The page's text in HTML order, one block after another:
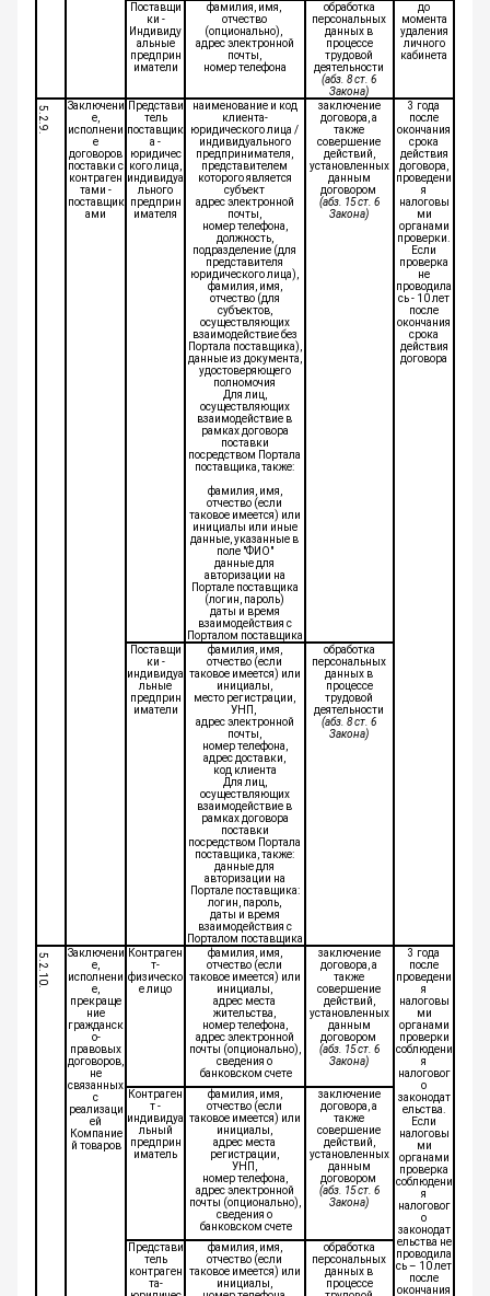
Поставщи
ки -
Индивиду
альные
предприн
иматели
фамилия, имя,
отчество
(опционально),
адрес электронной
почты,
номер телефона
обработка
персональных
данных в
процессе
трудовой
деятельности
(абз. 8 ст. 6
Закона)
до
момента
удаления
личного
кабинета
5.2.9.
Заключени
е,
исполнени
е
договоров
поставки с
контраген
тами -
поставщик
ами
Представи
тель
поставщик
а -
юридичес
кого лица,
индивидуа
льного
предприн
имателя
наименование и код
клиента-
юридического лица /
индивидуального
предпринимателя,
представителем
которого является
субъект
адрес электронной
почты,
номер телефона,
должность,
подразделение (для
представителя
юридического лица),
фамилия, имя,
отчество (для
субъектов,
осуществляющих
взаимодействие без
Портала поставщика),
данные из документа,
удостоверяющего
полномочия
Для лиц,
осуществляющих
взаимодействие в
рамках договора
поставки
посредством Портала
поставщика, также:
фамилия, имя,
отчество (если
таковое имеется) или
инициалы или иные
данные, указанные в
поле "ФИО"
данные для
авторизации на
Портале поставщика
(логин, пароль)
даты и время
взаимодействия с
Порталом поставщика
заключение
договора, а
также
совершение
действий,
установленных
данным
договором
(абз. 15 ст. 6
Закона)
3 года
после
окончания
срока
действия
договора,
проведени
я
налоговы
ми
органами
проверки.
Если
проверка
не
проводила
сь - 10 лет
после
окончания
срока
действия
договора
Поставщи
ки -
индивидуа
льные
предприн
иматели
фамилия, имя,
отчество (если
таковое имеется) или
инициалы,
место регистрации,
УНП,
адрес электронной
почты,
номер телефона,
адрес доставки,
код клиента
Для лиц,
осуществляющих
взаимодействие в
рамках договора
поставки
посредством Портала
поставщика, также:
данные для
авторизации на
Портале поставщика:
логин, пароль,
даты и время
взаимодействия с
Порталом поставщика
обработка
персональных
данных в
процессе
трудовой
деятельности
(абз. 8 ст. 6
Закона)
5.2.10.
Заключени
е,
исполнени
е,
прекраще
ние
гражданск
о-
правовых
договоров,
не
связанных
с
реализаци
ей
Компание
й товаров
Контраген
т-
физическо
е лицо
фамилия, имя,
отчество (если
таковое имеется) или
инициалы,
адрес места
жительства,
номер телефона,
адрес электронной
почты (опционально),
сведения о
банковском счете
заключение
договора, а
также
совершение
действий,
установленных
данным
договором
(абз. 15 ст. 6
Закона)
3 года
после
проведени
я
налоговы
ми
органами
проверки
соблюдени
я
налоговог
о
законодат
ельства.
Если
налоговы
ми
органами
проверка
соблюдени
я
налоговог
о
законодат
ельства не
проводила
сь – 10 лет
после
окончания
Контраген
т -
индивидуа
льный
предприн
иматель
фамилия, имя,
отчество (если
таковое имеется) или
инициалы,
адрес места
регистрации,
УНП,
номер телефона,
адрес электронной
почты (опционально),
сведения о
банковском счете
заключение
договора, а
также
совершение
действий,
установленных
данным
договором
(абз. 15 ст. 6
Закона)
Представи
тель
контраген
та-
фамилия, имя,
отчество (если
таковое имеется) или
инициалы,
обработка
персональных
данных в
процессе